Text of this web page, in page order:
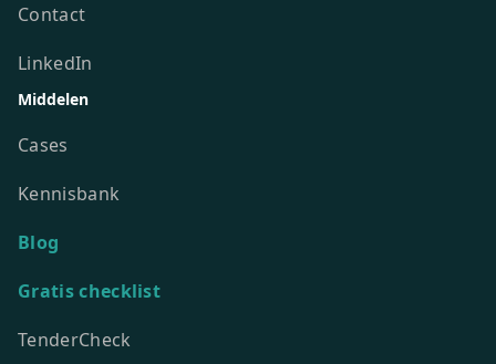
Contact
LinkedIn
Middelen
Cases
Kennisbank
Blog
Gratis checklist
TenderCheck